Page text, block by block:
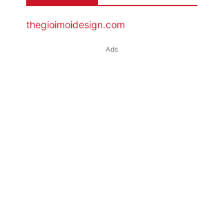
thegioimoidesign.com
Ads